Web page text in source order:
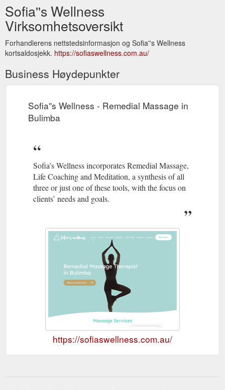
Sofia''s Wellness
Virksomhetsoversikt
Forhandlerens nettstedsinformasjon og Sofia''s Wellness
kortsaldosjekk. https://sofiaswellness.com.au/
Business Høydepunkter
Sofia''s Wellness - Remedial Massage in
Bulimba
Sofia’s Wellness incorporates Remedial Massage,
Life Coaching and Meditation, a synthesis of all
three or just one of these tools, with the focus on
clients’ needs and goals.
https://sofiaswellness.com.au/